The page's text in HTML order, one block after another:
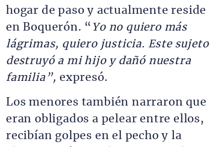
hogar de paso y actualmente reside
en Boquerón. “ Yo no quiero más
lágrimas, quiero justicia. Este sujeto
destruyó a mi hijo y dañó nuestra
familia”, expresó.
Los menores también narraron que
eran obligados a pelear entre ellos,
recibían golpes en el pecho y la